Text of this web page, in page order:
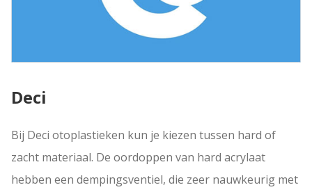
Deci
Bij Deci otoplastieken kun je kiezen tussen hard of
zacht materiaal. De oordoppen van hard acrylaat
hebben een dempingsventiel, die zeer nauwkeurig met